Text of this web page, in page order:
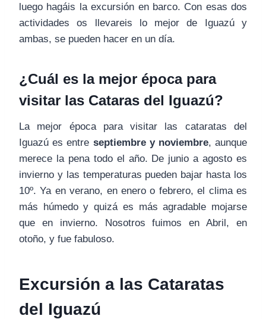
luego hagáis la excursión en barco. Con esas dos
actividades os llevareis lo mejor de Iguazú y
ambas, se pueden hacer en un día.
¿Cuál es la mejor época para
visitar las Cataras del Iguazú?
La mejor época para visitar las cataratas del
Iguazú es entre septiembre y noviembre, aunque
merece la pena todo el año. De junio a agosto es
invierno y las temperaturas pueden bajar hasta los
10º. Ya en verano, en enero o febrero, el clima es
más húmedo y quizá es más agradable mojarse
que en invierno. Nosotros fuimos en Abril, en
otoño, y fue fabuloso.
Excursión a las Cataratas
del Iguazú